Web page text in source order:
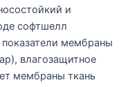
и
софтшелл
мембраны
влагозащитное
мембраны ткань